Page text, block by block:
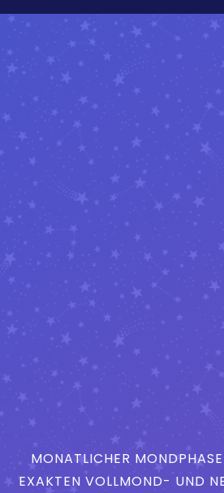
MONATLICHER
EXAKTEN VOLLMOND- UND